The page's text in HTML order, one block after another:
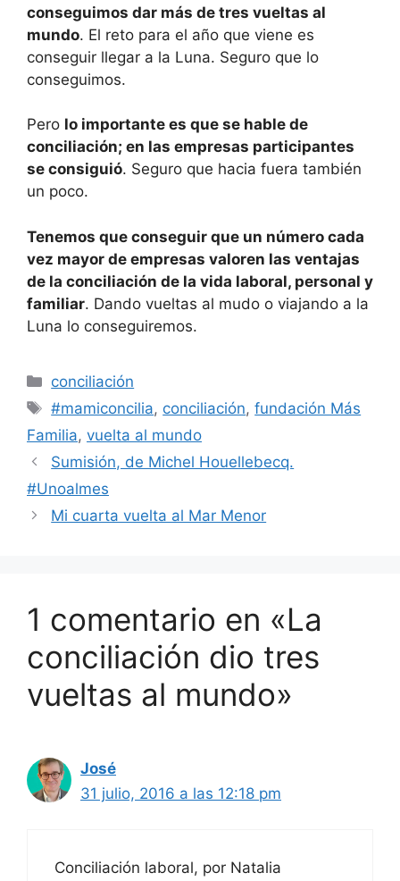
conseguimos dar más de tres vueltas al
mundo. El reto para el año que viene es
conseguir llegar a la Luna. Seguro que lo
conseguimos.
Pero lo importante es que se hable de
conciliación; en las empresas participantes
se consiguió. Seguro que hacia fuera también
un poco.
Tenemos que conseguir que un número cada
vez mayor de empresas valoren las ventajas
de la conciliación de la vida laboral, personal y
familiar. Dando vueltas al mudo o viajando a la
Luna lo conseguiremos.
Categorías
conciliación
Etiquetas
#mamiconcilia, conciliación,fundación Más
Familia, vuelta al mundo
Sumisión, de Michel Houellebecq.
#Unoalmes
Mi cuarta vuelta al Mar Menor
1 comentario en «La
conciliación dio tres
vueltas al mundo»
José
31 julio, 2016 a las 12:18 pm
Conciliación laboral, por Natalia